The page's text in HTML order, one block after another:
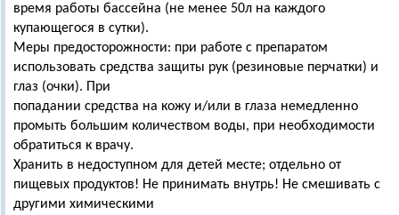
время работы бассейна (не менее 50л на каждого
купающегося в сутки).
Меры предосторожности: при работе с препаратом
использовать средства защиты рук (резиновые перчатки) и
глаз (очки). При
попадании средства на кожу и/или в глаза немедленно
промыть большим количеством воды, при необходимости
обратиться к врачу.
Хранить в недоступном для детей месте; отдельно от
пищевых продуктов! Не принимать внутрь! Не смешивать с
другими химическими